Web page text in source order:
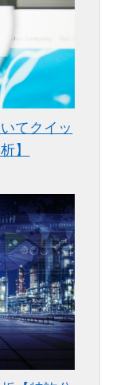
てクイッ
】